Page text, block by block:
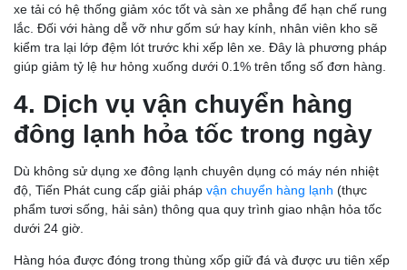
xe tải có hệ thống giảm xóc tốt và sàn xe phẳng để hạn chế rung
lắc. Đối với hàng dễ vỡ như gốm sứ hay kính, nhân viên kho sẽ
kiểm tra lại lớp đệm lót trước khi xếp lên xe. Đây là phương pháp
giúp giảm tỷ lệ hư hỏng xuống dưới 0.1% trên tổng số đơn hàng.
4. Dịch vụ vận chuyển hàng
đông lạnh hỏa tốc trong ngày
Dù không sử dụng xe đông lạnh chuyên dụng có máy nén nhiệt
độ, Tiến Phát cung cấp giải pháp vận chuyển hàng lạnh (thực
phẩm tươi sống, hải sản) thông qua quy trình giao nhận hỏa tốc
dưới 24 giờ.
Hàng hóa được đóng trong thùng xốp giữ đá và được ưu tiên xếp